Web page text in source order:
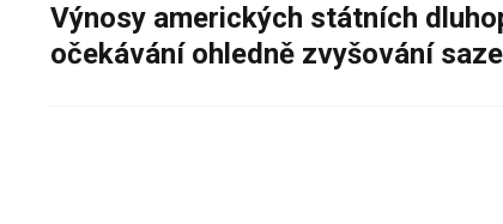
Výnosy amerických státních
očekávání ohledně zvyšování